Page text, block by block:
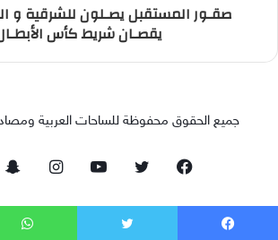
صقـور المستقبل يصـلون للشرقية و
يقصـان شريط كأس
جميع الحقوق محفوظة للساحات العربية ومصادر
فيسبوك تويتر يوتيوبانستقرام